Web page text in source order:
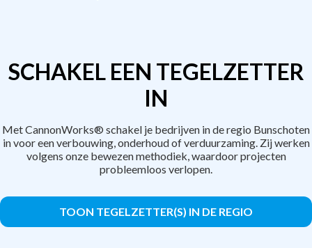
SCHAKEL EEN TEGELZETTER
IN
Met CannonWorks® schakel je bedrijven in de regio Bunschoten
in voor een verbouwing, onderhoud of verduurzaming. Zij werken
volgens onze bewezen methodiek, waardoor projecten
probleemloos verlopen.
TOON TEGELZETTER(S) IN DE REGIO